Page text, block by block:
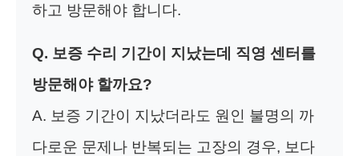
하고 방문해야 합니다.
Q. 보증 수리 기간이 지났는데 직영 센터를
방문해야 할까요?
A. 보증 기간이 지났더라도 원인 불명의 까
다로운 문제나 반복되는 고장의 경우, 보다